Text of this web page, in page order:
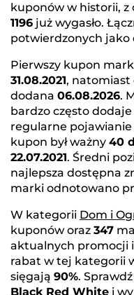
kuponów w historii, z
1196 już wygasło.
potwierdzonych jako
Pierwszy kupon
31.08.2021, natomiast
dodana 06.08.2026.
bardzo często
regularne pojawianie
kupon był ważny 40
22.07.2021. Średni
najlepsza dostępna
marki odnotowano
W kategorii Dom i
kuponów oraz 347
aktualnych promocji
rabat w tej kategorii
sięgają 90%.
Black Red White i